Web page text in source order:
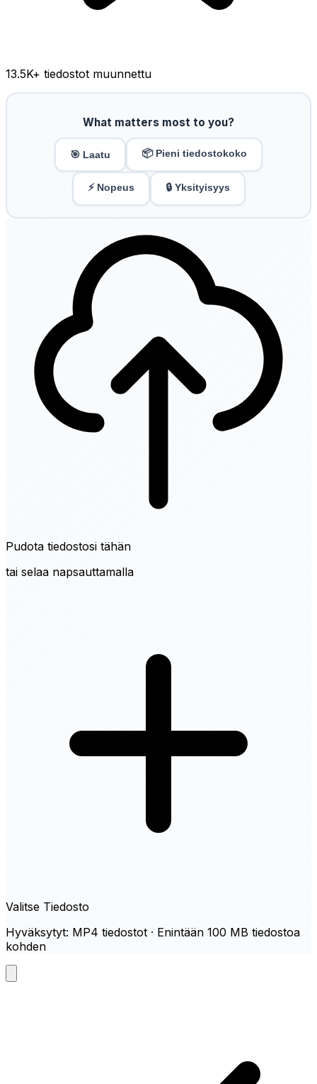
13.5K+ tiedostot muunnettu
What matters most to you?
🎯 Laatu 📦 Pieni tiedostokoko
⚡ Nopeus 🔒 Yksityisyys
Pudota tiedostosi tähän
tai selaa napsauttamalla
Valitse Tiedosto
Hyväksytyt: MP4 tiedostot · Enintään 100 MB tiedostoa
kohden